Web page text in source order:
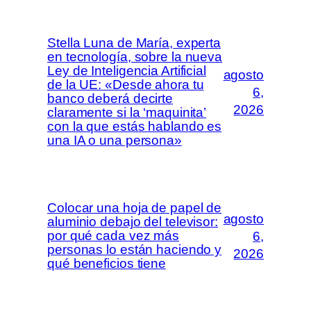
Stella Luna de María, experta
en tecnología, sobre la nueva
Ley de Inteligencia Artificial
de la UE: «Desde ahora tu
banco deberá decirte
claramente si la ‘maquinita’
con la que estás hablando es
una IA o una persona»
agosto
6,
2026
Colocar una hoja de papel de
aluminio debajo del televisor:
por qué cada vez más
personas lo están haciendo y
qué beneficios tiene
agosto
6,
2026